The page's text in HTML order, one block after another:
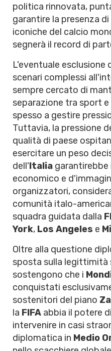
politica rinnovata,
garantire la presenza
iconiche del calcio
segnerà il record di
L'eventuale esclusione
scenari complessi
sempre cercato di
separazione tra sport
spesso a gestire
Tuttavia, la pressione
qualità di paese
esercitare un peso
dell'Italia
economico e
organizzatori,
comunità italo-
squadra guidata dalla
York, Los Angeles e
Oltre alla questione
sposta sulla
sostengono che i
conquistati
sostenitori del piano
la FIFA abbia il potere
intervenire in casi
diplomatica in Medio